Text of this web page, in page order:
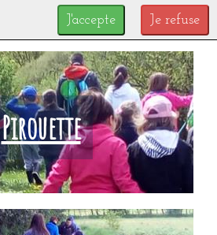
Pirouette
Je refuse
J'accepte